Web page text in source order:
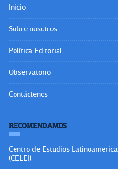
Inicio
Sobre nosotros
Política Editorial
Observatorio
Contáctenos
RECOMENDAMOS
Centro de Estudios
(CELEI)